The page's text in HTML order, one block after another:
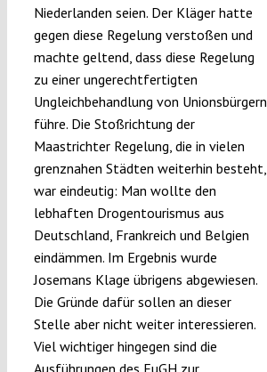
Niederlanden seien. Der Kläger hatte
gegen diese Regelung verstoßen und
machte geltend, dass diese Regelung
zu einer ungerechtfertigten
Ungleichbehandlung von Unionsbürgern
führe. Die Stoßrichtung der
Maastrichter Regelung, die in vielen
grenznahen Städten weiterhin besteht,
war eindeutig: Man wollte den
lebhaften Drogentourismus aus
Deutschland, Frankreich und Belgien
eindämmen. Im Ergebnis wurde
Josemans Klage übrigens abgewiesen.
Die Gründe dafür sollen an dieser
Stelle aber nicht weiter interessieren.
Viel wichtiger hingegen sind die
Ausführungen des EuGH zur